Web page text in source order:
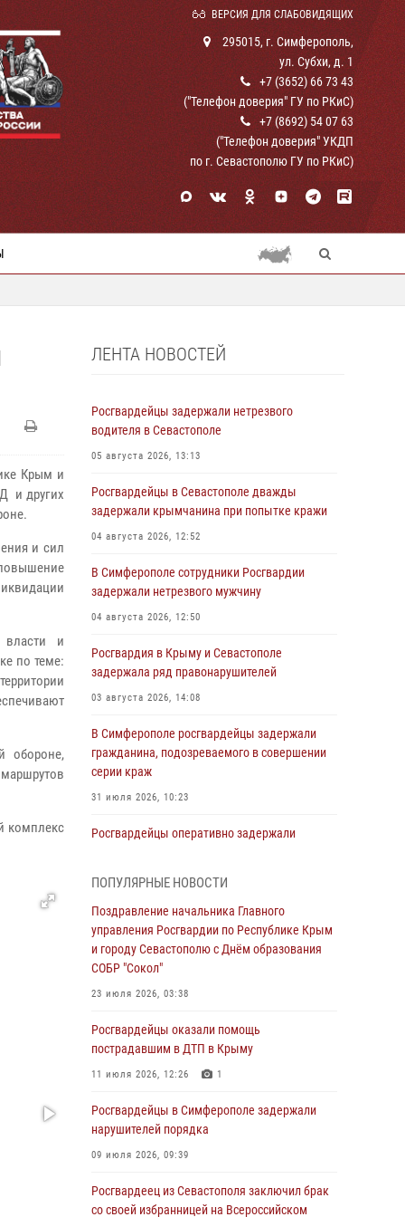
ВЕРСИЯ ДЛЯ СЛАБОВИДЯЩИХ
295015, г. Симферополь,
ул. Субхи, д. 1
+7 (3652) 66 73 43
("Телефон доверия" ГУ по РКиС)
+7 (8692) 54 07 63
("Телефон доверия" УКДП
по г. Севастополю ГУ по РКиС)
Крым и
и других
и сил
власти и
по теме:
обороне,
комплекс
ЛЕНТА НОВОСТЕЙ
Росгвардейцы задержали нетрезвого
водителя в Севастополе
05 августа 2026, 13:13
Росгвардейцы в Севастополе дважды
задержали крымчанина при попытке кражи
04 августа 2026, 12:52
В Симферополе сотрудники Росгвардии
задержали нетрезвого мужчину
04 августа 2026, 12:50
Росгвардия в Крыму и Севастополе
задержала ряд правонарушителей
03 августа 2026, 14:08
В Симферополе росгвардейцы задержали
гражданина, подозреваемого в совершении
серии краж
31 июля 2026, 10:23
Росгвардейцы оперативно задержали
Росгвардейцы Севастополя пресекли
противоправные действия на охраняемом
объекте
29 июля 2026, 12:34
Росгвардейцы Крыма и Севастополя
отметили День Крещения Руси
28 июля 2026, 14:18 4
В Симферополе сотрудники Росгвардии
задержали подозреваемого в краже из
гипермаркета
Поздравление начальника Главного
ПОПУЛЯРНЫЕ НОВОСТИ
Поздравление начальника Главного
управления Росгвардии по Республике Крым
и городу Севастополю с Днём образования
СОБР "Сокол"
23 июля 2026, 03:38
Росгвардейцы оказали помощь
пострадавшим в ДТП в Крыму
11 июля 2026, 12:26 1
Росгвардейцы в Симферополе задержали
нарушителей порядка
09 июля 2026, 09:39
Росгвардеец из Севастополя заключил брак
со своей избранницей на Всероссийском